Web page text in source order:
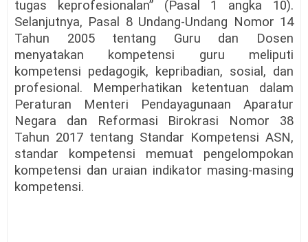
tugas keprofesionalan” (Pasal 1 angka 10).
Selanjutnya, Pasal 8 Undang-Undang Nomor 14
Tahun 2005 tentang Guru dan Dosen
menyatakan kompetensi guru meliputi
kompetensi pedagogik, kepribadian, sosial, dan
profesional. Memperhatikan ketentuan dalam
Peraturan Menteri Pendayagunaan Aparatur
Negara dan Reformasi Birokrasi Nomor 38
Tahun 2017 tentang Standar Kompetensi ASN,
standar kompetensi memuat pengelompokan
kompetensi dan uraian indikator masing-masing
kompetensi.